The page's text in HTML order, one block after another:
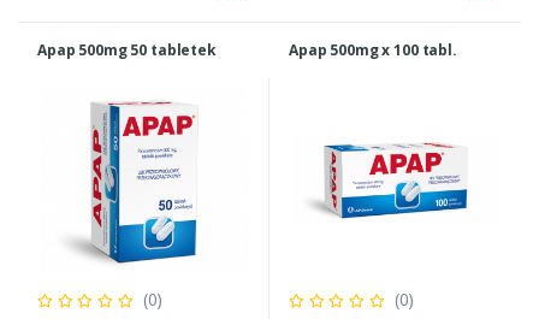
Apap 500mg 50 tabletek
(0)
Apap 500mg x 100 tabl.
(0)